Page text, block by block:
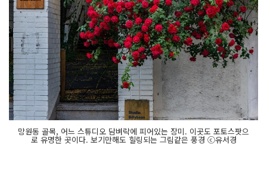
망원동 골목, 어느 스튜디오 담벼락에 피어있는 장미. 이곳도 포토스팟으
로 유명한 곳이다. 보기만해도 힐링되는 그림같은 풍경 ⓒ유서경